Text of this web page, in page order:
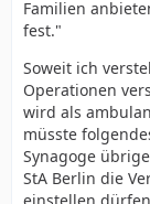
Familien
fest."
Soweit ich
Operationen
wird als
müsste
Synagoge
StA Berlin die